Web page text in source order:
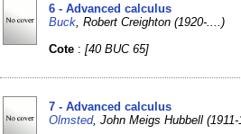
6 - Advanced calculus
Buck , Robert Creighton (1920-....)
Cote :[40 BUC 65]
7 - Advanced calculus
Olmsted, John Meigs Hubbell (1911-